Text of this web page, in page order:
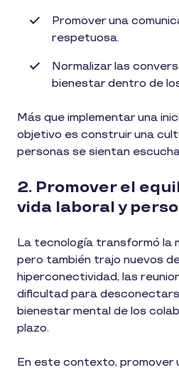
Promover una
respetuosa.
Normalizar las
bienestar dentro de
Más que implementar una
objetivo es construir una
personas se sientan
2. Promover el
vida laboral y
La tecnología transformó la
pero también trajo nuevos
hiperconectividad, las
dificultad para
bienestar mental de los
plazo.
En este contexto, promover